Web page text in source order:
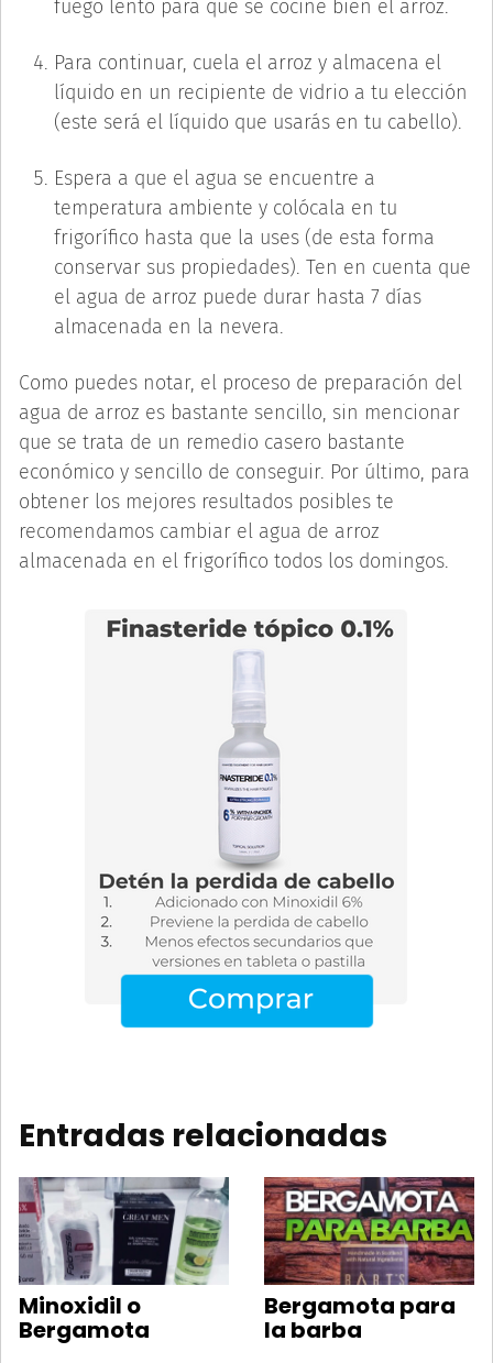
fuego lento para que se cocine bien el arroz.
Para continuar, cuela el arroz y almacena el
líquido en un recipiente de vidrio a tu elección
(este será el líquido que usarás en tu cabello).
Espera a que el agua se encuentre a
temperatura ambiente y colócala en tu
frigorífico hasta que la uses (de esta forma
conservar sus propiedades). Ten en cuenta que
el agua de arroz puede durar hasta 7 días
almacenada en la nevera.
Como puedes notar, el proceso de preparación del
agua de arroz es bastante sencillo, sin mencionar
que se trata de un remedio casero bastante
económico y sencillo de conseguir. Por último, para
obtener los mejores resultados posibles te
recomendamos cambiar el agua de arroz
almacenada en el frigorífico todos los domingos.
Entradas relacionadas
Minoxidil o
Bergamota
Bergamota para
la barba